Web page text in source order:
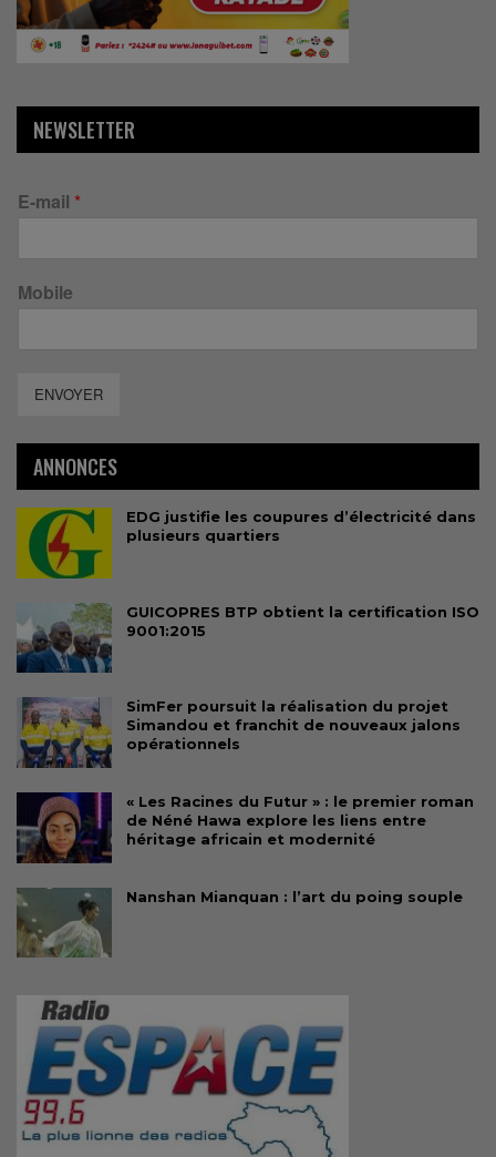
NEWSLETTER
E-mail *
Mobile
ENVOYER
ANNONCES
EDG justifie les coupures d’électricité dans
plusieurs quartiers
GUICOPRES BTP obtient la certification ISO
9001:2015
SimFer poursuit la réalisation du projet
Simandou et franchit de nouveaux jalons
opérationnels
« Les Racines du Futur » : le premier roman
de Néné Hawa explore les liens entre
héritage africain et modernité
Nanshan Mianquan : l’art du poing souple